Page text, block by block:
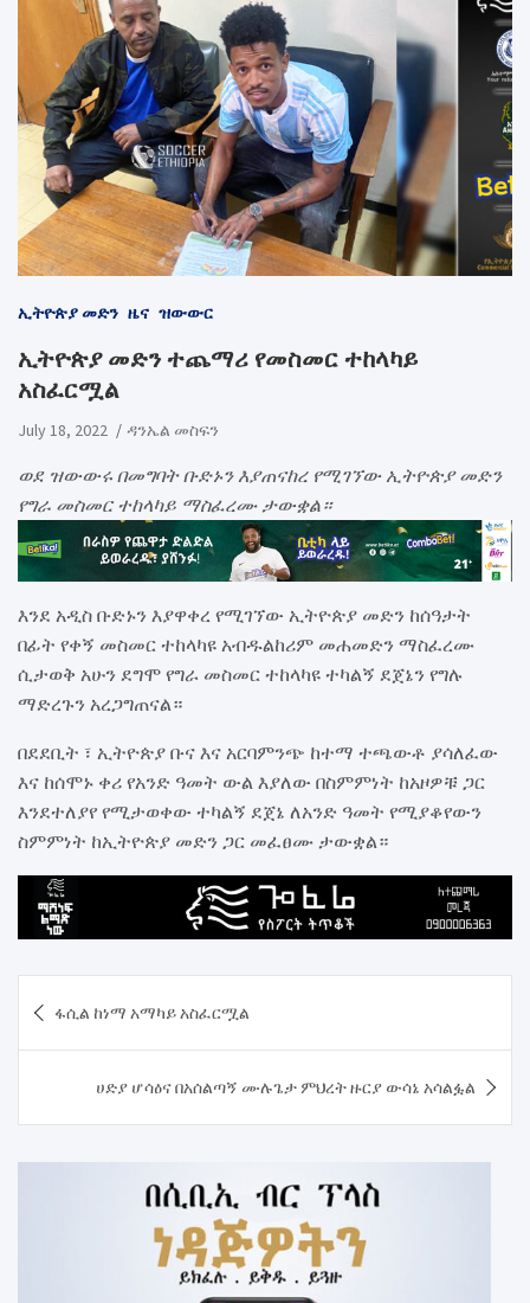
ኢትዮጵያ መድን ዜና ዝውውር
ኢትዮጵያ መድን ተጨማሪ የመስመር ተከላካይ
አስፈርሟል
July 18, 2022 ዳንኤል መስፍን
ወደ ዝውውሩ በመግባት ቡድኑን እያጠናከረ የሚገኘው ኢትዮጵያ መድን
የግራ መስመር ተከላካይ ማስፈረሙ ታውቋል።
እንደ አዲስ ቡድኑን እያዋቀረ የሚገኘው ኢትዮጵያ መድን ከሰዓታት
በፊት የቀኝ መስመር ተከላካዩ አብዱልከሪም መሐመድን ማስፈረሙ
ሲታወቅ አሁን ደግሞ የግራ መስመር ተከላካዩ ተካልኝ ደጀኔን የግሉ
ማድረጉን አረጋግጠናል።
በደደቢት ፣ ኢትዮጵያ ቡና እና አርባምንጭ ከተማ ተጫውቶ ያሳለፈው
እና ከሰሞኑ ቀሪ የአንድ ዓመት ውል እያለው በስምምነት ከአዞዎቹ ጋር
እንደተለያየ የሚታወቀው ተካልኝ ደጀኔ ለአንድ ዓመት የሚያቆየውን
ስምምነት ከኢትዮጵያ መድን ጋር መፈፀሙ ታውቋል።
navigation
ፋሲል ከነማ አማካይ አስፈርሟል
ሀድያ ሆሳዕና በአሰልጣኝ ሙሉጌታ ምህረት ዙርያ ውሳኔ አሳልፏል